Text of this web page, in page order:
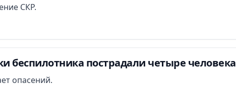
СКР.
беспилотника пострадали четыре человека
опасений.